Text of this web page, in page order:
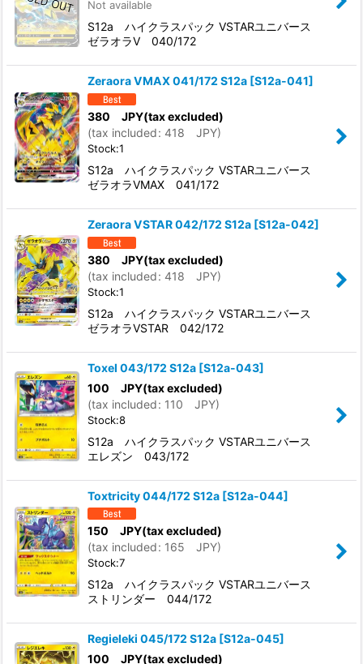
Not available
S12a ハイクラスパック VSTARユニバース
ゼラオラV 040/172
Zeraora VMAX 041/172 S12a [S12a-041]
380 JPY(tax excluded)
(tax included: 418 JPY)
Stock:1
S12a ハイクラスパック VSTARユニバース
ゼラオラVMAX 041/172
Zeraora VSTAR 042/172 S12a [S12a-042]
380 JPY(tax excluded)
(tax included: 418 JPY)
Stock:1
S12a ハイクラスパック VSTARユニバース
ゼラオラVSTAR 042/172
Toxel 043/172 S12a [S12a-043]
100 JPY(tax excluded)
(tax included: 110 JPY)
Stock:8
S12a ハイクラスパック VSTARユニバース
エレズン 043/172
Toxtricity 044/172 S12a [S12a-044]
150 JPY(tax excluded)
(tax included: 165 JPY)
Stock:7
S12a ハイクラスパック VSTARユニバース
ストリンダー 044/172
Regieleki 045/172 S12a [S12a-045]
100 JPY(tax excluded)